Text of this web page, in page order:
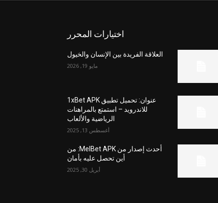
اختيارات المحرر
العلاقة الفريدة بين الإنسان والخيول
مايو 19, 2026
عنوان: تحميل تطبيق 1xBet APK
للاندرويد – استمتع بالمراهنات
الرياضية والألعاب
أغسطس 13, 2025
أحدث إصدار من MelBet APK: من
أين تحصل عليه بأمان
أبريل 30, 2025